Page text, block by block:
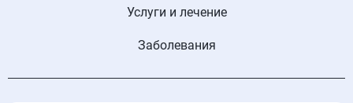
Услуги и лечение
Заболевания